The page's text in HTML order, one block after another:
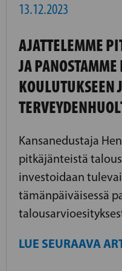
13.12.2023
AJATTELEMME
JA
KOULUTUKSEEN
Kansanedustaja
pitkäjänteistä
investoidaan
tämänpäiväisessä
LUE SEURAAVA